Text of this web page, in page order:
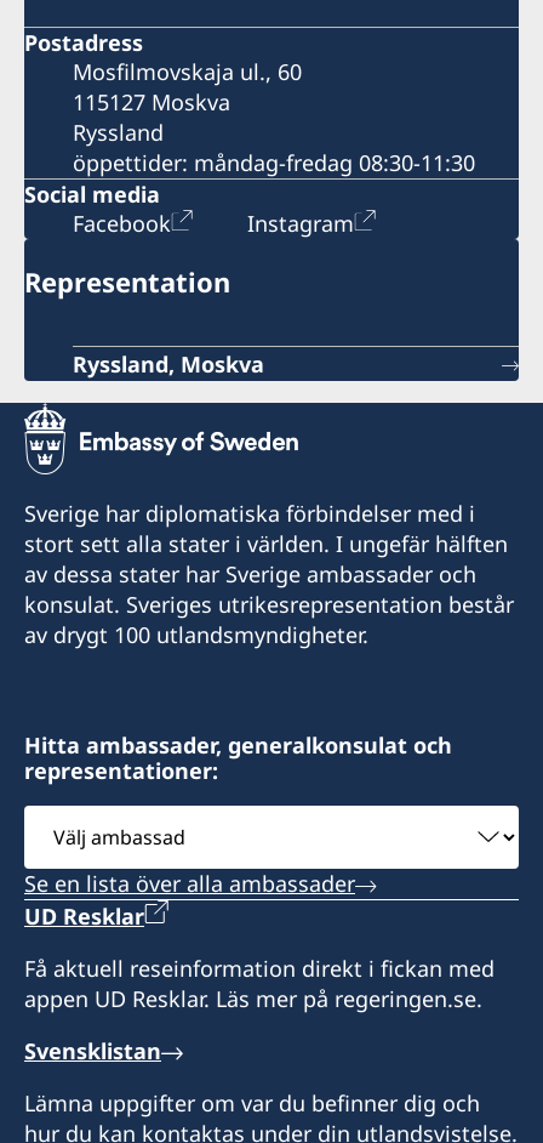
Postadress
Mosfilmovskaja ul., 60
115127 Moskva
Ryssland
öppettider: måndag-fredag 08:30-11:30
Social media
Facebook
Instagram
Representation
Ryssland, Moskva
Sverige har diplomatiska förbindelser med i
stort sett alla stater i världen. I ungefär hälften
av dessa stater har Sverige ambassader och
konsulat. Sveriges utrikesrepresentation består
av drygt 100 utlandsmyndigheter.
Hitta ambassader, generalkonsulat och
representationer:
Välj
ambassad
Se en lista över alla ambassader
UD Resklar
Få aktuell reseinformation direkt i fickan med
appen UD Resklar. Läs mer på regeringen.se.
Svensklistan
Lämna uppgifter om var du befinner dig och
hur du kan kontaktas under din utlandsvistelse.